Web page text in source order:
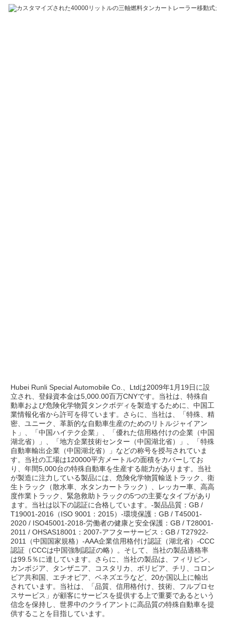
Hubei Runli Special Automobile Co.、Ltdは2009年1月19日に設
立され、登録資本金は5,000.00百万CNYです。当社は、特殊自
動車および危険化学物質タンクボディを製造するために、中国工
業情報化省から許可を得ています。さらに、当社は、「特殊、精
密、ユニーク、革新的な自動車生産のためのリトルジャイアン
ト」、「中国ハイテク企業」、「優れた信用格付けの企業（中国
湖北省）」、「地方企業技術センター（中国湖北省）」、「特殊
自動車輸出企業（中国湖北省）」などの称号を授与されていま
す。当社の工場は120000平方メートルの面積をカバーしてお
り、年間5,000台の特殊自動車を生産する能力があります。当社
が製造に注力している製品には、危険化学物質輸送トラック、衛
生トラック（散水車、水タンカートラック）、レッカー車、高高
度作業トラック、緊急救助トラックの5つの主要なタイプがあり
ます。当社は以下の認証に合格しています。-製品品質：GB /
T19001-2016（ISO 9001：2015）-環境保護：GB / T45001-
2020 / ISO45001-2018-労働者の健康と安全保護：GB / T28001-
2011 / OHSAS18001：2007-アフターサービス：GB / T27922-
2011（中国国家規格）-AAA企業信用格付け認証（湖北省）-CCC
認証（CCCは中国強制認証の略）。そして、当社の製品適格率
は99.5％に達しています。さらに、当社の製品は、フィリピン、
カンボジア、タンザニア、コスタリカ、ボリビア、チリ、コロン
ビア共和国、エチオピア、ベネズエラなど、20か国以上に輸出
されています。当社は、「品質、信用格付け、技術、フルプロセ
スサービス」が顧客にサービスを提供する上で重要であるという
信念を保持し、世界中のクライアントに高品質の特殊自動車を提
供することを目指しています。